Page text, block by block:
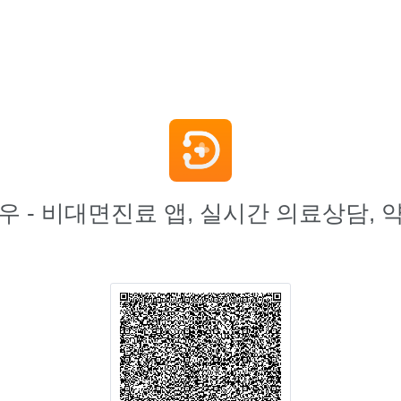
- 비대면진료 앱, 실시간 의료상담,